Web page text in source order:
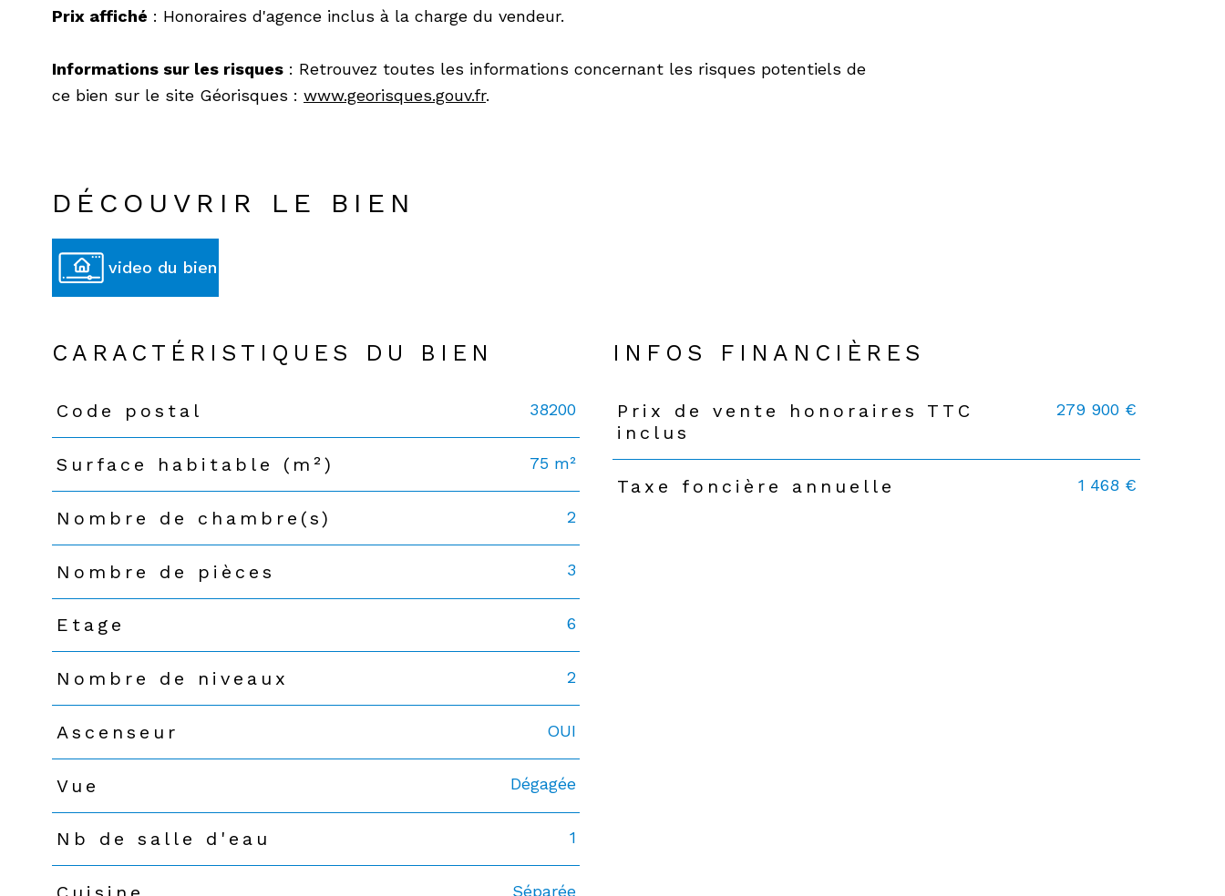
Prix affiché : Honoraires d'agence inclus à la charge du vendeur.
Informations sur les risques : Retrouvez toutes les informations concernant les risques potentiels de
ce bien sur le site Géorisques : www.georisques.gouv.fr.
DÉCOUVRIR LE BIEN
video du bien
CARACTÉRISTIQUES DU BIEN
Caractéristiques Valeurs
Code postal 38200
Surface habitable (m²) 75 m²
Nombre de chambre(s) 2
Nombre de pièces 3
Etage 6
Nombre de niveaux 2
Ascenseur OUI
Vue Dégagée
Nb de salle d'eau 1
Séparée
INFOS FINANCIÈRES
Caractéristiques Valeurs
Prix de vente honoraires TTC
inclus
279 900 €
Taxe foncière annuelle 1 468 €